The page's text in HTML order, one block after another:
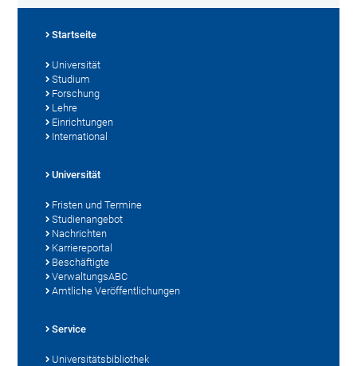
Startseite
Universität
Studium
Forschung
Lehre
Einrichtungen
International
Universität
Fristen und Termine
Studienangebot
Nachrichten
Karriereportal
Beschäftigte
VerwaltungsABC
Amtliche Veröffentlichungen
Service
Universitätsbibliothek